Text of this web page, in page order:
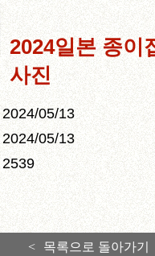
2024일본 종이
사진
05/13
05/13
< 목록으로 돌아가기